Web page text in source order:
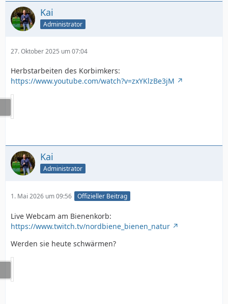
Kai
Administrator
27. Oktober 2025 um 07:04
Herbstarbeiten des Korbimkers:
https://www.youtube.com/watch?v=zxYKlzBe3jM
Kai
Administrator
1. Mai 2026 um 09:56 Offizieller Beitrag
Live Webcam am Bienenkorb:
https://www.twitch.tv/nordbiene_bienen_natur
Werden sie heute schwärmen?